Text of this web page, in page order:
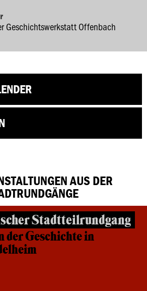
Geschichtswerkstatt Offenbach
AUS DER
Stadtteilrundgang
der Geschichte in